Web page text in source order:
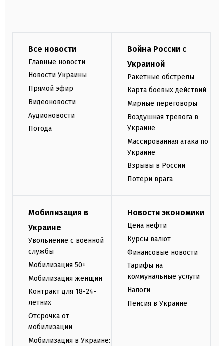
Все новости
Главные новости
Новости Украины
Прямой эфир
Видеоновости
Аудионовости
Погода
Война России с
Украиной
Ракетные обстрелы
Карта боевых действий
Мирные переговоры
Воздушная тревога в
Украине
Массированная атака по
Украине
Взрывы в России
Потери врага
Мобилизация в
Украине
Увольнение с военной
службы
Мобилизация 50+
Мобилизация женщин
Контракт для 18-24-
летних
Отсрочка от
мобилизации
Мобилизация в Украине:
Новости экономики
Цена нефти
Курсы валют
Финансовые новости
Тарифы на
коммунальные услуги
Налоги
Пенсия в Украине